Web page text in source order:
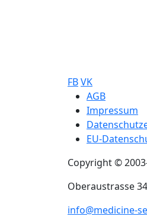
FBVK
Sub
AGB
Impressum
EU-
Copyright © 2003-
Oberaustrasse
info@medicine-